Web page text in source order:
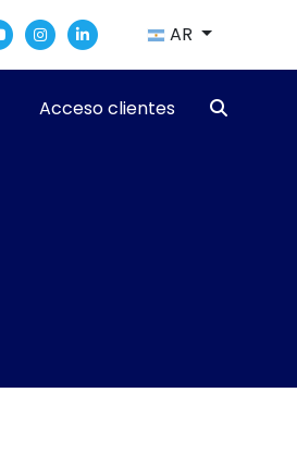
AR
Acceso clientes